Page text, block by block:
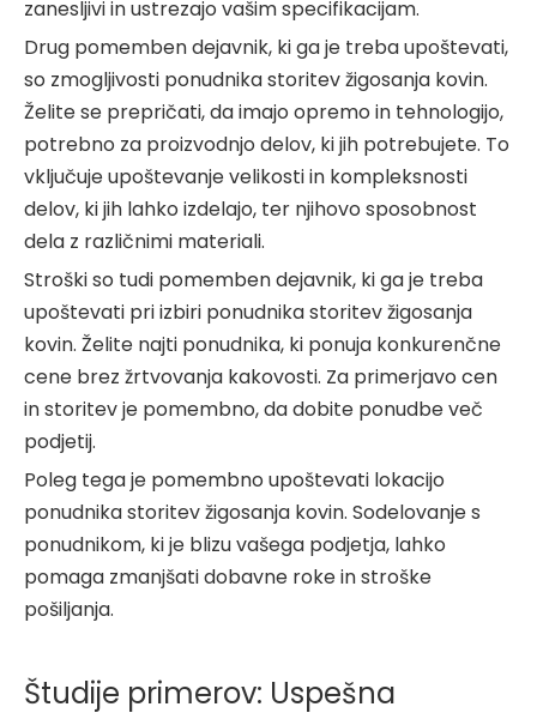
zanesljivi in ​​ustrezajo vašim specifikacijam.
Drug pomemben dejavnik, ki ga je treba upoštevati,
so zmogljivosti ponudnika storitev žigosanja kovin.
Želite se prepričati, da imajo opremo in tehnologijo,
potrebno za proizvodnjo delov, ki jih potrebujete. To
vključuje upoštevanje velikosti in kompleksnosti
delov, ki jih lahko izdelajo, ter njihovo sposobnost
dela z različnimi materiali.
Stroški so tudi pomemben dejavnik, ki ga je treba
upoštevati pri izbiri ponudnika storitev žigosanja
kovin. Želite najti ponudnika, ki ponuja konkurenčne
cene brez žrtvovanja kakovosti. Za primerjavo cen
in storitev je pomembno, da dobite ponudbe več
podjetij.
Poleg tega je pomembno upoštevati lokacijo
ponudnika storitev žigosanja kovin. Sodelovanje s
ponudnikom, ki je blizu vašega podjetja, lahko
pomaga zmanjšati dobavne roke in stroške
pošiljanja.
Študije primerov: Uspešna